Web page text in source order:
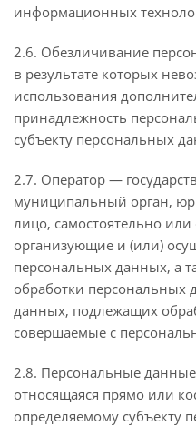
информационных
2.6. Обезличивание
в результате которых
использования
принадлежность
субъекту персональных
2.7. Оператор —
муниципальный орган,
лицо, самостоятельно
организующие и (или)
персональных данных, а
обработки персональных
данных, подлежащих
совершаемые с
2.8. Персональные
относящаяся прямо или
определяемому субъекту